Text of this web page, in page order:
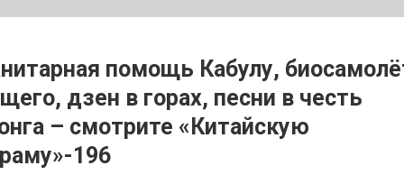
помощь Кабулу,
дзен в горах, песни в честь
– смотрите «Китайскую
196